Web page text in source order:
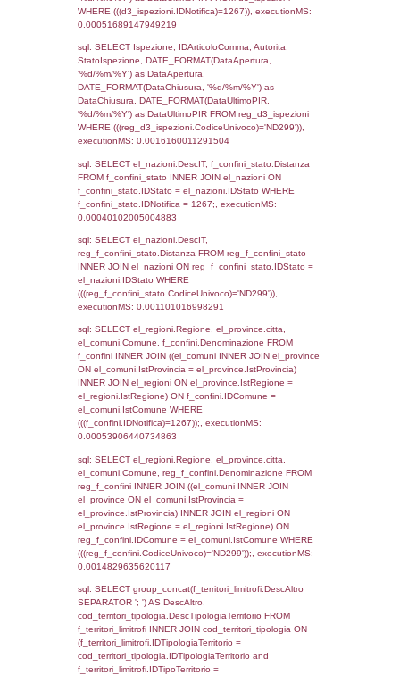
reg_a1_stabilimento.RegioneStab =
LEFT JOIN el_comuni AS el_comuni_1 ON
reg_a1_stabilimento.IstComuneSL =
el_comuni_1.IstComune) LEFT JOIN
el_province_1 ON
el_province_1.IstProvincia) LEFT JOIN
el_regioni_1 ON
executionMS: 0.0007481575012207
sql: SELECT a2p.Cognome, a2p.Nome
a2rp.IDPersonale = a2p.IDPersonale
(((a2p.IDNotifica)=1267) AND
executionMS: 0.0006110668182373
sql: SELECT Cognome, Nome FROM
reg_a2_ruolipersonale INNER JOIN
reg_a2_ruolipersonale.IDPersonale =
reg_a2_personale.IDPersonale WHERE
sql: SELECT a2p.Cognome, a2p.Nome
a2_ruolipersonale a2rp INNER JOIN
a2rp.IDPersonale = a2p.IDPersonale
(((a2p.IDNotifica)=1267) AND
executionMS: 0.00043988227844238
sql: SELECT Cognome, Nome FROM
reg_a2_ruolipersonale INNER JOIN
reg_a2_ruolipersonale.IDPersonale =
reg_a2_personale.IDPersonale WHERE